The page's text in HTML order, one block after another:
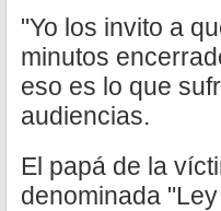
"Yo los invito a
minutos
eso es lo que
audiencias.
El papá de la
denominada